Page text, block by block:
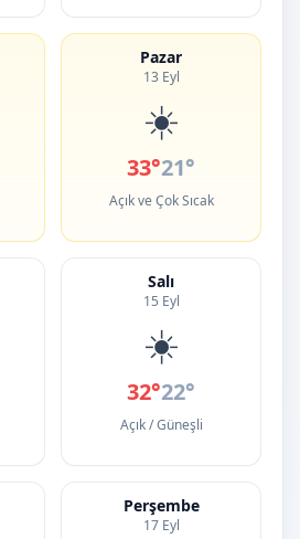
Pazar
13 Eyl
☀️
33°21°
Açık ve Çok Sıcak
Salı
15 Eyl
☀️
32°22°
Açık / Güneşli
Perşembe
17 Eyl